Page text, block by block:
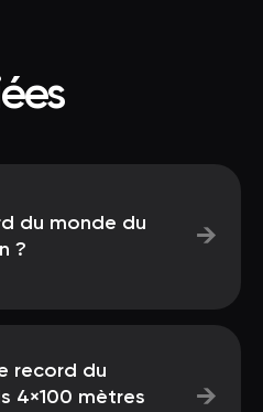
du monde du
?
→
record du
4×100 mètres
→